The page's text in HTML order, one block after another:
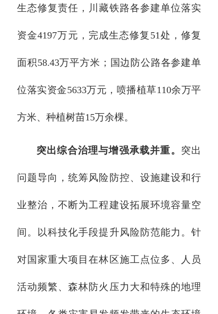
生态修复责任，川藏铁路各参建单位落实
资金4197万元，完成生态修复51处，修复
面积58.43万平方米；国边防公路各参建单
位落实资金5633万元，喷播植草110余万平
方米、种植树苗15万余棵。
突出综合治理与增强承载并重。 突出
问题导向，统筹风险防控、设施建设和行
业整治，不断为工程建设拓展环境容量空
间。以科技化手段提升风险防范能力。针
对国家重大项目在林区施工点位多、人员
活动频繁、森林防火压力大和特殊的地理